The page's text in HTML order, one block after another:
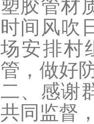
塑胶管材
时间风吹
场安排村
管，做好
二、感谢
共同监督